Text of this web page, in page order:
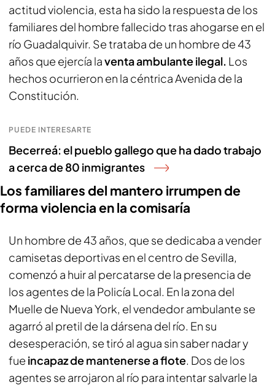
actitud violencia, esta ha sido la respuesta de los
familiares del hombre fallecido tras ahogarse en el
río Guadalquivir. Se trataba de un hombre de 43
años que ejercía laventa ambulante ilegal. Los
hechos ocurrieron en la céntrica Avenida de la
Constitución.
PUEDE INTERESARTE
Becerreá: el pueblo gallego que ha dado trabajo
a cerca de 80 inmigrantes
Los familiares del mantero irrumpen de
forma violencia en la comisaría
Un hombre de 43 años, que se dedicaba a vender
camisetas deportivas en el centro de Sevilla,
comenzó a huir al percatarse de la presencia de
los agentes de la Policía Local. En la zona del
Muelle de Nueva York, el vendedor ambulante se
agarró al pretil de la dársena del río. En su
desesperación, se tiró al agua sin saber nadar y
fue incapaz de mantenerse a flote. Dos de los
agentes se arrojaron al río para intentar salvarle la